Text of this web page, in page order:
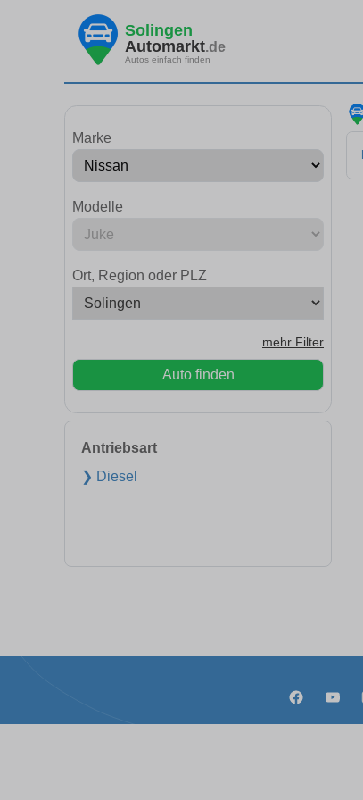
Solingen
Automarkt.de
Autos einfach finden
Marke
Modelle
Ort, Region oder PLZ
mehr Filter
Auto finden
Antriebsart
❯ Diesel